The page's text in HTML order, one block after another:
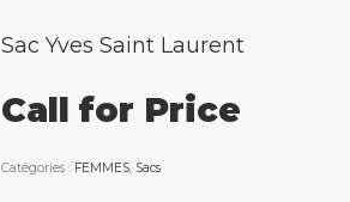
Sac Yves Saint Laurent
Call for Price
Catégories : FEMMES, Sacs